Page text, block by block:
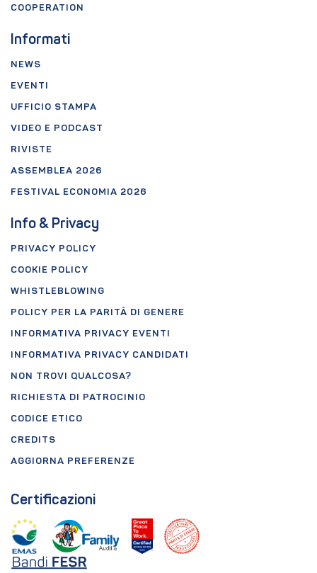
COOPERATION
Informati
NEWS
EVENTI
UFFICIO STAMPA
VIDEO E PODCAST
RIVISTE
ASSEMBLEA 2026
FESTIVAL ECONOMIA 2026
Info & Privacy
PRIVACY POLICY
COOKIE POLICY
WHISTLEBLOWING
POLICY PER LA PARITÀ DI GENERE
INFORMATIVA PRIVACY EVENTI
INFORMATIVA PRIVACY CANDIDATI
NON TROVI QUALCOSA?
RICHIESTA DI PATROCINIO
CODICE ETICO
CREDITS
AGGIORNA PREFERENZE
Certificazioni